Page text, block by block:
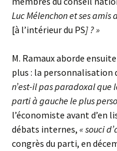
Luc Mélenchon et ses
[à l’intérieur du PS] ? »
M. Ramaux aborde
plus : la personnalisation
n’est-il pas paradoxal que
parti à gauche le plus
l’économiste avant d’en
débats internes, « souci
congrès du parti, en